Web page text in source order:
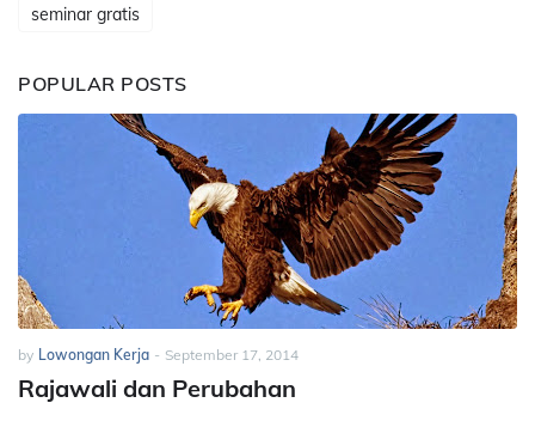
seminar gratis
POPULAR POSTS
by Lowongan Kerja - September 17, 2014
Rajawali dan Perubahan